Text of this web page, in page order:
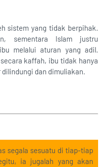
sistem yang tidak berpihak.
sementara Islam justru
melalui aturan yang adil.
kaffah, ibu tidak hanya
dan dimuliakan.
segala sesuatu di tiap-tiap
ia jugalah yang akan